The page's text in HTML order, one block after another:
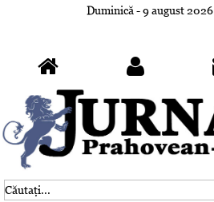
Duminică - 9 august 2026